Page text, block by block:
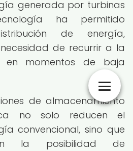
generada por turbinas
ha permitido
de energía,
de recurrir a la
en momentos de baja
de almacenamiento
no solo reducen el
convencional, sino que
la posibilidad de